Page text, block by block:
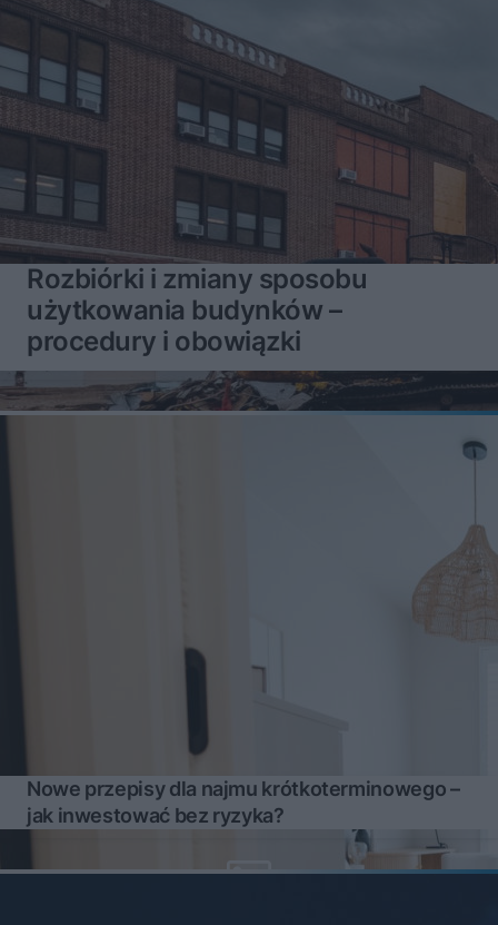
Rozbiórki i zmiany sposobu
użytkowania budynków –
procedury i obowiązki
Nowe przepisy dla najmu krótkoterminowego –
jak inwestować bez ryzyka?